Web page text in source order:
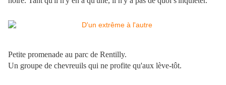
Petite promenade au parc de Rentilly.
Un groupe de chevreuils qui ne profite qu'aux lève-tôt.